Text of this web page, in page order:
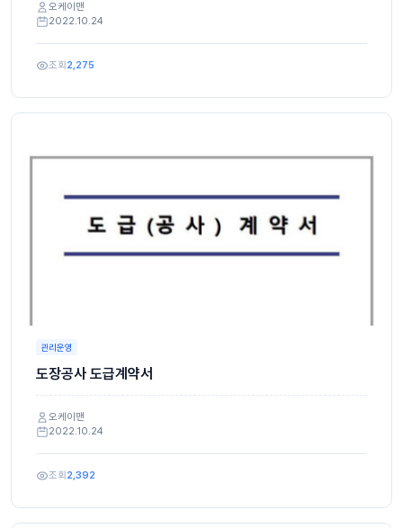
오케이맨
2022.10.24
조회2,275
관리운영
도장공사 도급계약서
오케이맨
2022.10.24
조회2,392